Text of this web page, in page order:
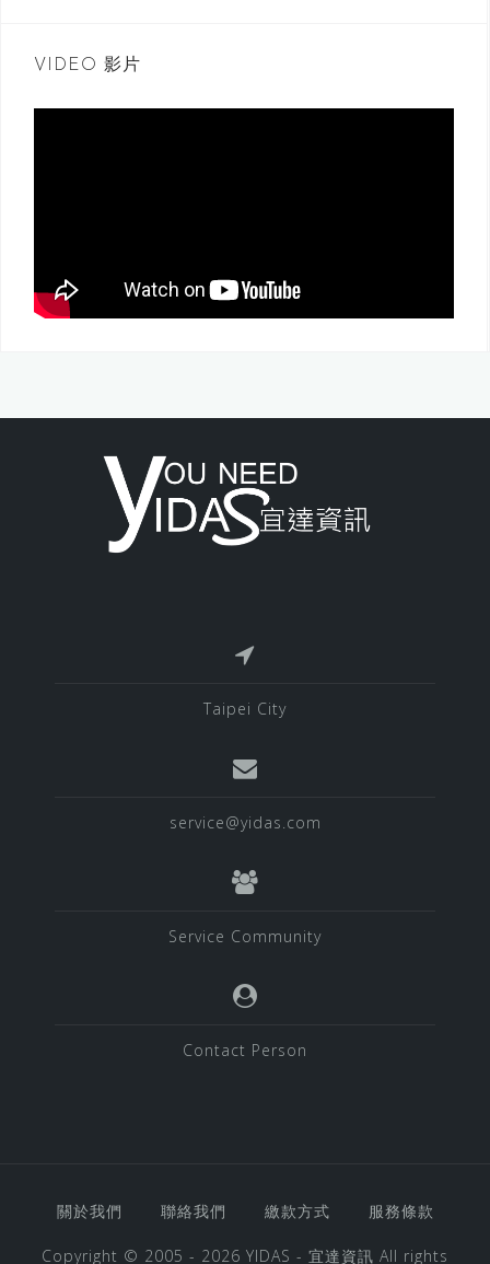
VIDEO 影片
Taipei City
service@yidas.com
Service Community
Contact Person
關於我們 聯絡我們 繳款方式 服務條款
Copyright © 2005 - 2026 YIDAS - 宜達資訊 All rights